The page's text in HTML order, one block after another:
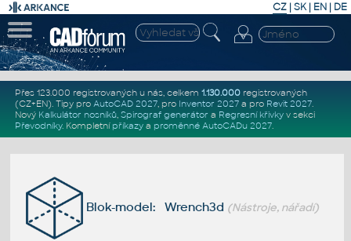
CZ | SK| EN | DE
Přes 123.000 registrovaných u nás, celkem 1.130.000registrovaných
(CZ+EN). Tipy pro AutoCAD 2027, pro Inventor 2027a pro Revit 2027.
Nový Kalkulátor nosníků, Spirograf generátor a Regresní křivkyv sekci
Převodníky. Kompletní příkazya proměnné AutoCADu 2027.
Blok-model: Wrench3d (Nástroje, nářadí)